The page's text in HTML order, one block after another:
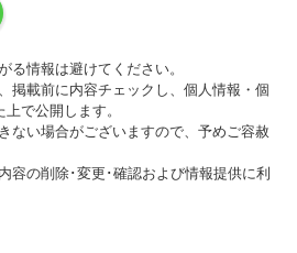
る情報は避けてください。
掲載前に内容チェックし、個人情報・個
で公開します。
ない場合がございますので、予めご容赦
容の削除･変更･確認および情報提供に利